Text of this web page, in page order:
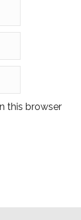
this browser